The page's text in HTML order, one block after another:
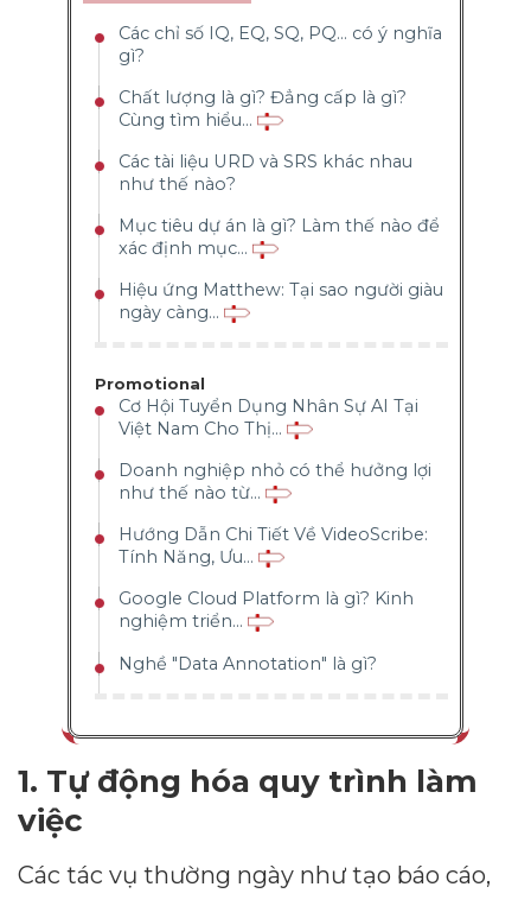
Các chỉ số IQ, EQ, SQ, PQ... có ý nghĩa
gì?
Chất lượng là gì? Đẳng cấp là gì?
Cùng tìm hiểu...
Các tài liệu URD và SRS khác nhau
như thế nào?
Mục tiêu dự án là gì? Làm thế nào để
xác định mục...
Hiệu ứng Matthew: Tại sao người giàu
ngày càng...
Promotional
Cơ Hội Tuyển Dụng Nhân Sự AI Tại
Việt Nam Cho Thị...
Doanh nghiệp nhỏ có thể hưởng lợi
như thế nào từ...
Hướng Dẫn Chi Tiết Về VideoScribe:
Tính Năng, Ưu...
Google Cloud Platform là gì? Kinh
nghiệm triển...
Nghề "Data Annotation" là gì?
1. Tự động hóa quy trình làm
việc
Các tác vụ thường ngày như tạo báo cáo,